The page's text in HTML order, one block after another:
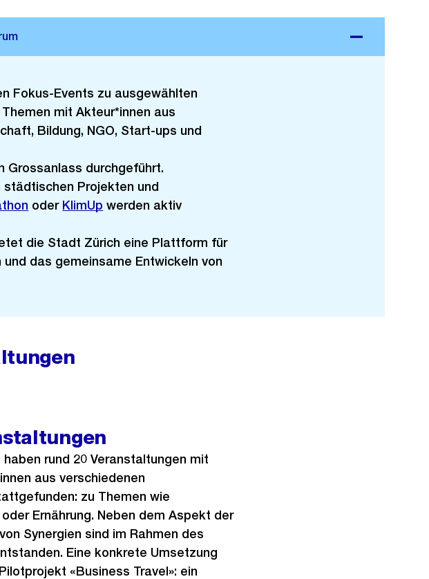
Fokus-Events zu ausgewählten
mit Akteur*innen aus
Bildung, NGO, Start-ups und
Grossanlass durchgeführt.
Projekten und
oder KlimUp werden aktiv
die Stadt Zürich eine Plattform für
das gemeinsame Entwickeln von
rund 20 Veranstaltungen mit
aus verschiedenen
zu Themen wie
Ernährung. Neben dem Aspekt der
Synergien sind im Rahmen des
Eine konkrete Umsetzung
«Business Travel»: ein